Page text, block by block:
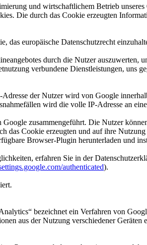
und wirtschaftlichem Betrieb
Die durch das Cookie erzeugten
das europäische Datenschutzrecht
durch die Nutzer auszuwerten,
verbundene Dienstleistungen, uns
der Nutzer wird von Google
wird die volle IP-Adresse an
zusammengeführt. Die Nutzer
Cookie erzeugten und auf ihre
Browser-Plugin herunterladen und
erfahren Sie in der
authenticated).
bezeichnet ein Verfahren von
aus der Nutzung verschiedener